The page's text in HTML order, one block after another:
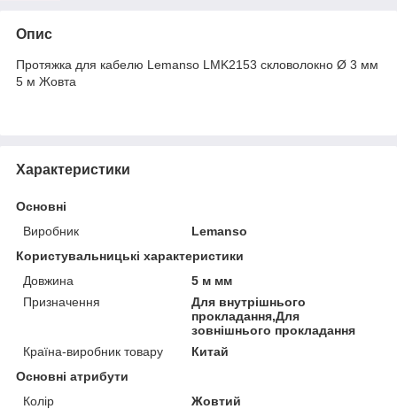
Опис
Протяжка для кабелю Lemanso LMK2153 скловолокно Ø 3 мм
5 м Жовта
Характеристики
Основні
Виробник
Lemanso
Користувальницькі характеристики
Довжина
5 м мм
Призначення
Для внутрішнього
прокладання,Для
зовнішнього прокладання
Країна-виробник товару
Китай
Основні атрибути
Колір
Жовтий